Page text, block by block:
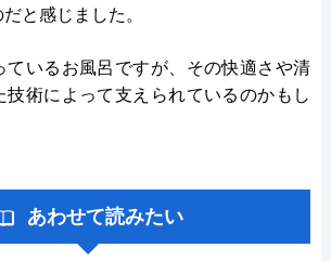
と感じました。
ているお風呂ですが、その快適さや清
技術によって支えられているのかもし
あわせて読みたい